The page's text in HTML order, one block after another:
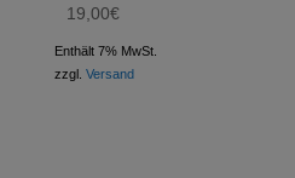
19,00€
Enthält 7% MwSt.
zzgl. Versand